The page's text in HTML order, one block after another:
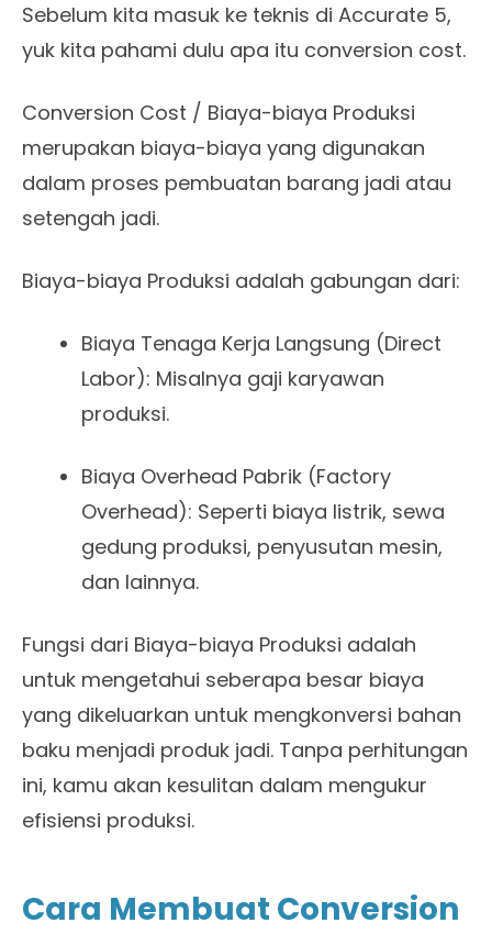
Sebelum kita masuk ke teknis di Accurate 5,
yuk kita pahami dulu apa itu conversion cost.
Conversion Cost / Biaya-biaya Produksi
merupakan biaya-biaya yang digunakan
dalam proses pembuatan barang jadi atau
setengah jadi.
Biaya-biaya Produksi adalah gabungan dari:
Biaya Tenaga Kerja Langsung (Direct
Labor): Misalnya gaji karyawan
produksi.
Biaya Overhead Pabrik (Factory
Overhead): Seperti biaya listrik, sewa
gedung produksi, penyusutan mesin,
dan lainnya.
Fungsi dari Biaya-biaya Produksi adalah
untuk mengetahui seberapa besar biaya
yang dikeluarkan untuk mengkonversi bahan
baku menjadi produk jadi. Tanpa perhitungan
ini, kamu akan kesulitan dalam mengukur
efisiensi produksi.
Cara Membuat Conversion